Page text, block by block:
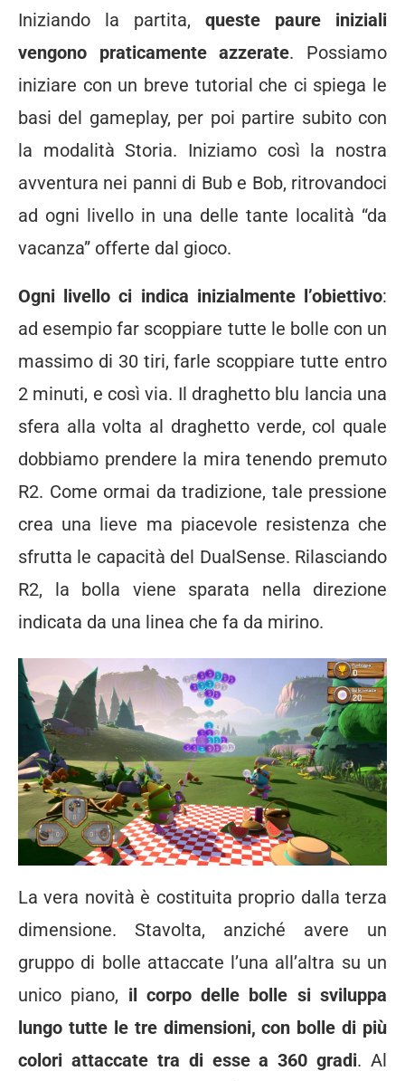
Iniziando la partita, queste paure iniziali
vengono praticamente azzerate. Possiamo
iniziare con un breve tutorial che ci spiega le
basi del gameplay, per poi partire subito con
la modalità Storia. Iniziamo così la nostra
avventura nei panni di Bub e Bob, ritrovandoci
ad ogni livello in una delle tante località “da
vacanza” offerte dal gioco.
Ogni livello ci indica inizialmente l’obiettivo:
ad esempio far scoppiare tutte le bolle con un
massimo di 30 tiri, farle scoppiare tutte entro
2 minuti, e così via. Il draghetto blu lancia una
sfera alla volta al draghetto verde, col quale
dobbiamo prendere la mira tenendo premuto
R2. Come ormai da tradizione, tale pressione
crea una lieve ma piacevole resistenza che
sfrutta le capacità del DualSense. Rilasciando
R2, la bolla viene sparata nella direzione
indicata da una linea che fa da mirino.
La vera novità è costituita proprio dalla terza
dimensione. Stavolta, anziché avere un
gruppo di bolle attaccate l’una all’altra su un
unico piano, il corpo delle bolle si sviluppa
lungo tutte le tre dimensioni, con bolle di più
colori attaccate tra di esse a 360 gradi. Al